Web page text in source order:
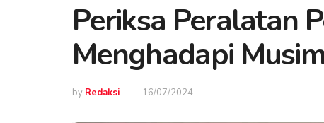
Periksa Peralatan
Menghadapi
by Redaksi 16/07/2024